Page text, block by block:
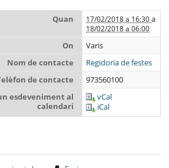
Quan 17/02/2018 a 16:30a
18/02/2018 a 06:00
On
Varis
Nom de contacte
Regidoria de festes
de contacte
973560100
esdeveniment al
calendari
vCal
iCal